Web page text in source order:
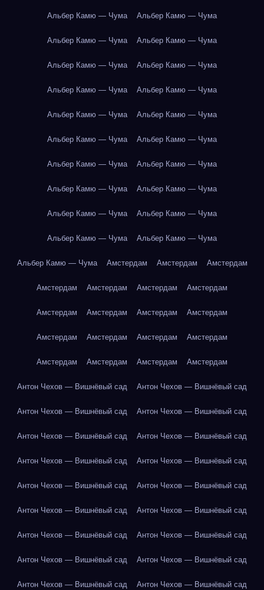
Альбер Камю — Чума Альбер Камю — Чума
Альбер Камю — Чума Альбер Камю — Чума
Альбер Камю — Чума Альбер Камю — Чума
Альбер Камю — Чума Альбер Камю — Чума
Альбер Камю — Чума Альбер Камю — Чума
Альбер Камю — Чума Альбер Камю — Чума
Альбер Камю — Чума Альбер Камю — Чума
Альбер Камю — Чума Альбер Камю — Чума
Альбер Камю — Чума Альбер Камю — Чума
Альбер Камю — Чума Альбер Камю — Чума
Альбер Камю — Чума Амстердам Амстердам Амстердам
Амстердам Амстердам Амстердам Амстердам
Амстердам Амстердам Амстердам Амстердам
Амстердам Амстердам Амстердам Амстердам
Амстердам Амстердам Амстердам Амстердам
Антон Чехов — Вишнёвый сад Антон Чехов — Вишнёвый сад
Антон Чехов — Вишнёвый сад Антон Чехов — Вишнёвый сад
Антон Чехов — Вишнёвый сад Антон Чехов — Вишнёвый сад
Антон Чехов — Вишнёвый сад Антон Чехов — Вишнёвый сад
Антон Чехов — Вишнёвый сад Антон Чехов — Вишнёвый сад
Антон Чехов — Вишнёвый сад Антон Чехов — Вишнёвый сад
Антон Чехов — Вишнёвый сад Антон Чехов — Вишнёвый сад
Антон Чехов — Вишнёвый сад Антон Чехов — Вишнёвый сад
Антон Чехов — Вишнёвый сад Антон Чехов — Вишнёвый сад